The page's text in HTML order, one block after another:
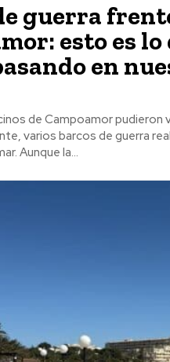
guerra
esto es lo
en
de Campoamor pudieron
varios barcos de guerra
Aunque la...